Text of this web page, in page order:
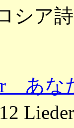
シア
あな
Lieder